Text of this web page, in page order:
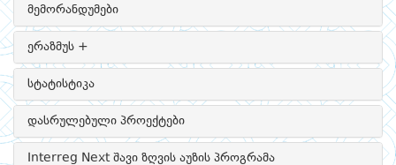
მემორანდუმები
ერაზმუს +
სტატისტიკა
დასრულებული პროექტები
Interreg Next შავი ზღვის აუზის პროგრამა